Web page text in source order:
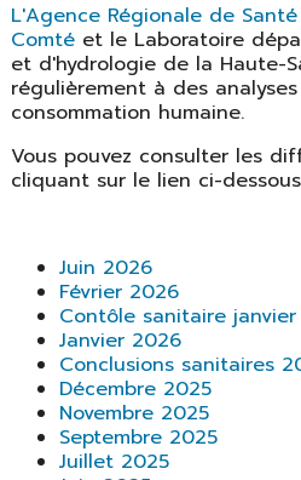
L'Agence Régionale de
Comtéet le Laboratoire
et d'hydrologie de la Haute-
régulièrement à des
consommation humaine.
Vous pouvez consulter les
cliquant sur le lien ci-
Juin 2026
Février 2026
Contôle sanitaire
Janvier 2026
Conclusions sanitaires
Décembre 2025
Novembre 2025
Septembre 2025
Juillet 2025